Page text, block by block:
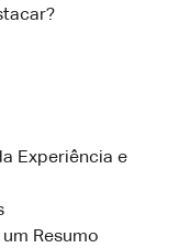
Experiência e
Resumo